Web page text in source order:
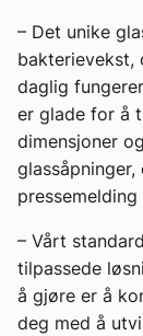
– Det unike
bakterievekst,
daglig
er glade for å
dimensjoner
pressemelding
– Vårt
tilpassede
å gjøre er å
deg med å